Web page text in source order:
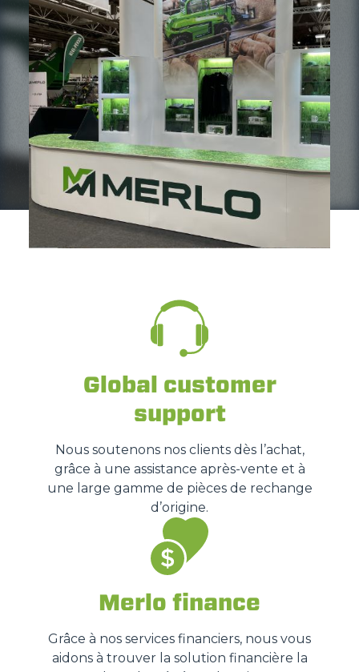
Global customer
support
Nous soutenons nos clients dès l’achat,
grâce à une assistance après-vente et à
une large gamme de pièces de rechange
d’origine.
Merlo finance
Grâce à nos services financiers, nous vous
aidons à trouver la solution financière la